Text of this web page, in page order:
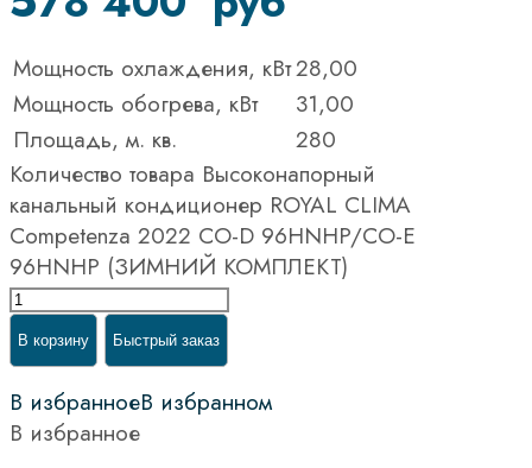
Мощность охлаждения, кВт28,00
Мощность обогрева, кВт
31,00
Площадь, м. кв.
280
Количество товара Высоконапорный
канальный кондиционер ROYAL CLIMA
Competenza 2022 CO-D 96HNHP/CO-E
96HNHP (ЗИМНИЙ КОМПЛЕКТ)
В корзину Быстрый заказ
В избранноеВ избранном
В избранное